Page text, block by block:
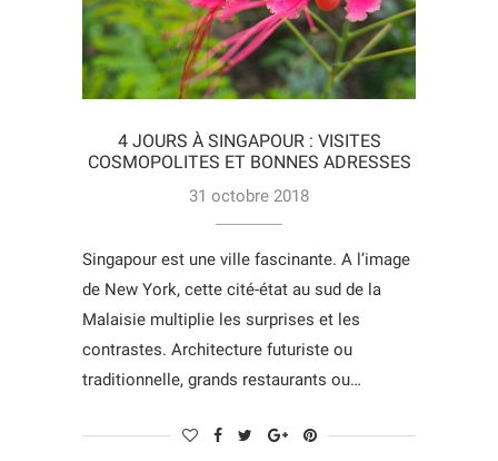
4 JOURS À SINGAPOUR : VISITES
COSMOPOLITES ET BONNES ADRESSES
31 octobre 2018
Singapour est une ville fascinante. A l’image
de New York, cette cité-état au sud de la
Malaisie multiplie les surprises et les
contrastes. Architecture futuriste ou
traditionnelle, grands restaurants ou…